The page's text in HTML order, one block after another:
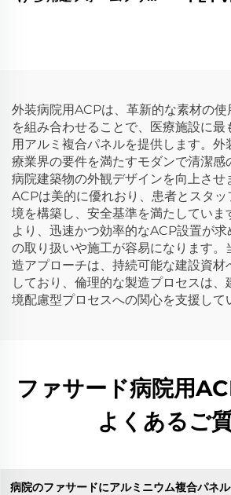
外装病院用ACPは、革新的な素材の
を組み合わせることで、医療施設に最
用アルミ複合パネルを提供します。外
療業界の要件を満たすモダンで清潔感
病院建築物の外観デザインを向上させ
ACPは美的に優れおり、患者とスタ
境を構築し、安全基準を満たしていま
より、迅速かつ効率的なACP設置が
の取り扱いや施工が容易になります。
造アプローチは、持続可能な建設資材
しており、倫理的な製造プロセスは、
境配慮型プロセスへの関心を支援して
ファサード病院用
よくあるご
病院のファサードにアルミニウム複合パネ